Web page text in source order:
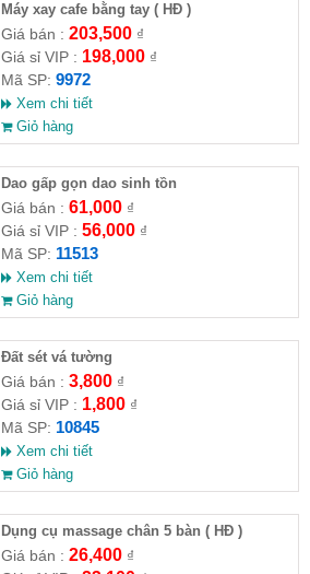
Máy xay cafe bằng tay ( HĐ )
Giá bán : 203,500₫
Giá sỉ VIP : 198,000₫
Mã SP: 9972
Xem chi tiết
Giỏ hàng
Dao gấp gọn dao sinh tồn
Giá bán : 61,000₫
Giá sỉ VIP : 56,000₫
Mã SP: 11513
Xem chi tiết
Giỏ hàng
Đất sét vá tường
Giá bán : 3,800₫
Giá sỉ VIP : 1,800₫
Mã SP: 10845
Xem chi tiết
Giỏ hàng
Dụng cụ massage chân 5 bàn ( HĐ )
Giá bán : 26,400₫